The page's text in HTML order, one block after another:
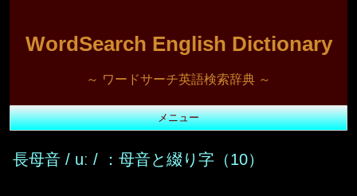
WordSearch English Dictionary
～ ワードサーチ英語検索辞典 ～
メニュー
テ
ン
長母音 / uː / ：母音と綴り字（10）